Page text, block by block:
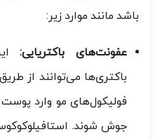
باشد مانند موارد زیر:
عفونت‌های باکتریایی:
باکتری‌ها می‌توانند از
فولیکول‌های مو وارد